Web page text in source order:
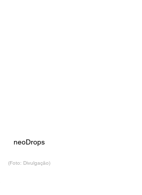
neoDrops
(Foto: Divulgação)